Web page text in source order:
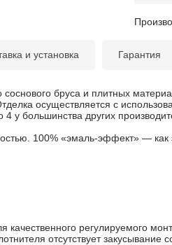
и установка Гарантия
соснового бруса и плитных
осуществляется с
у большинства других
100% «эмаль-эффект» —
регулируемого
отсутствует закусывание